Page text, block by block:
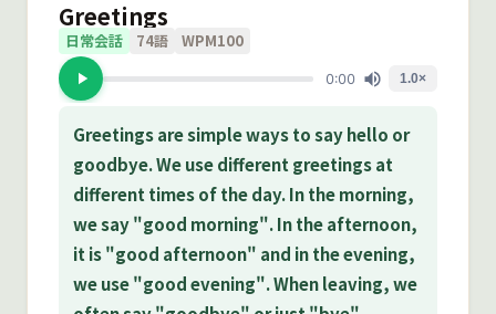
Greetings
日常会話 74語 WPM100
Greetings are simple ways to say hello or
goodbye. We use different greetings at
different times of the day. In the morning,
we say "good morning". In the afternoon,
it is "good afternoon" and in the evening,
we use "good evening". When leaving, we